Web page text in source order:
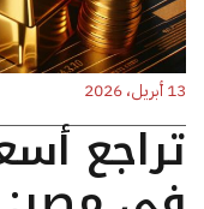
13 أبريل، 2026
تراجع